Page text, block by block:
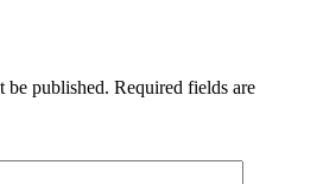
be published. Required fields are